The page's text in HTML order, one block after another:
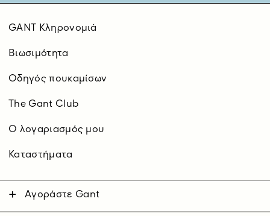
GANT Κληρονομιά
Βιωσιμότητα
Οδηγός πουκαμίσων
The Gant Club
O λογαριασμός μου
Καταστήματα
Αγοράστε Gant